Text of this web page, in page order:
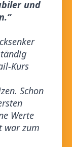
und
Kurs
Schon
Werte
war zum